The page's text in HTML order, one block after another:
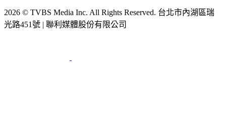
2026 © TVBS Media Inc. All Rights Reserved. 台北市內湖區瑞
光路451號 | 聯利媒體股份有限公司